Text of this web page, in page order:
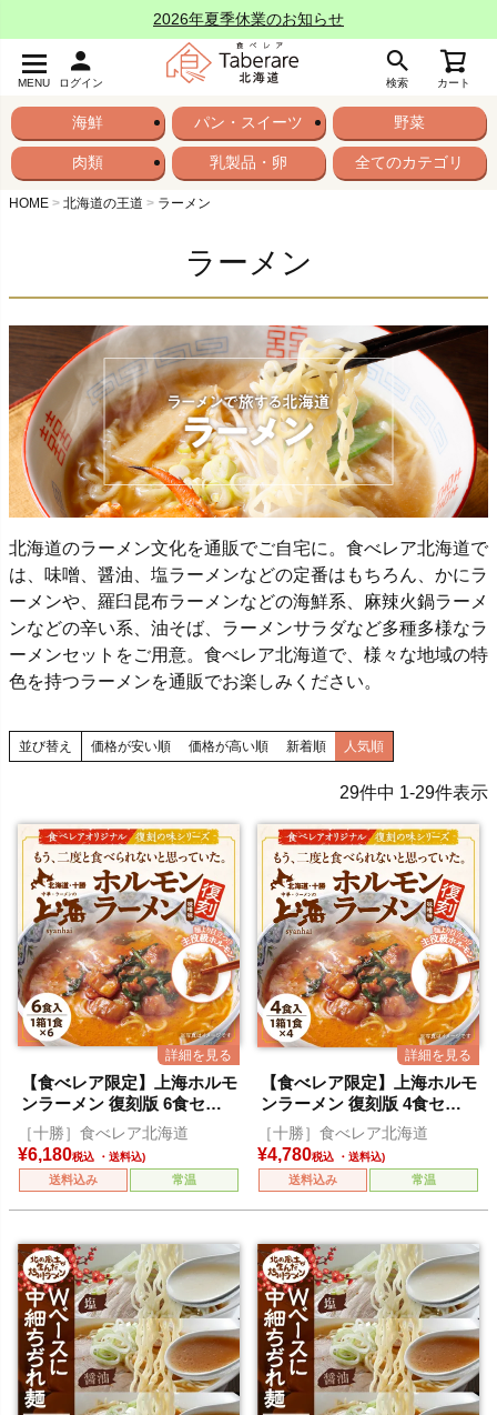
2026年夏季休業のお知らせ
MENU ログイン 検索 カート
海鮮 パン・スイーツ 野菜
肉類 乳製品・卵 全てのカテゴリ
HOME 北海道の王道 ラーメン
ラーメン
北海道のラーメン文化を通販でご自宅に。食べレア北海道で
は、味噌、醤油、塩ラーメンなどの定番はもちろん、かにラ
ーメンや、羅臼昆布ラーメンなどの海鮮系、麻辣火鍋ラーメ
ンなどの辛い系、油そば、ラーメンサラダなど多種多様なラ
ーメンセットをご用意。食べレア北海道で、様々な地域の特
色を持つラーメンを通販でお楽しみください。
並び替え 価格が安い順 価格が高い順 新着順 人気順
29件中 1-29件表示
【食べレア限定】上海ホルモ
ンラーメン 復刻版 6食セッ
ト
［十勝］食べレア北海道
¥6,180税込
送料込み 常温
【食べレア限定】上海ホルモ
ンラーメン 復刻版 4食セッ
ト
［十勝］食べレア北海道
¥4,780税込
送料込み 常温